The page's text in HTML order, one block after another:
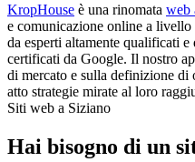
KropHouse è una rinomata web
e comunicazione online a
da esperti altamente qualificati
certificati da Google. Il nostro
di mercato e sulla definizione
atto strategie mirate al loro
Siti web a Siziano
Hai bisogno di un